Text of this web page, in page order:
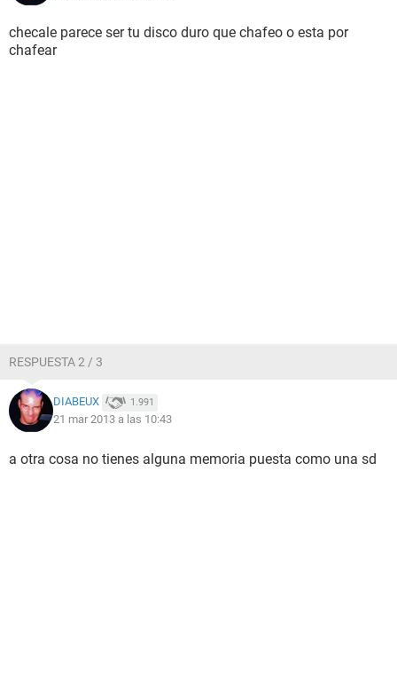
checale parece ser tu disco duro que chafeo o esta por
chafear
RESPUESTA 2 / 3
DIABEUX 1.991
21 mar 2013 a las 10:43
a otra cosa no tienes alguna memoria puesta como una sd